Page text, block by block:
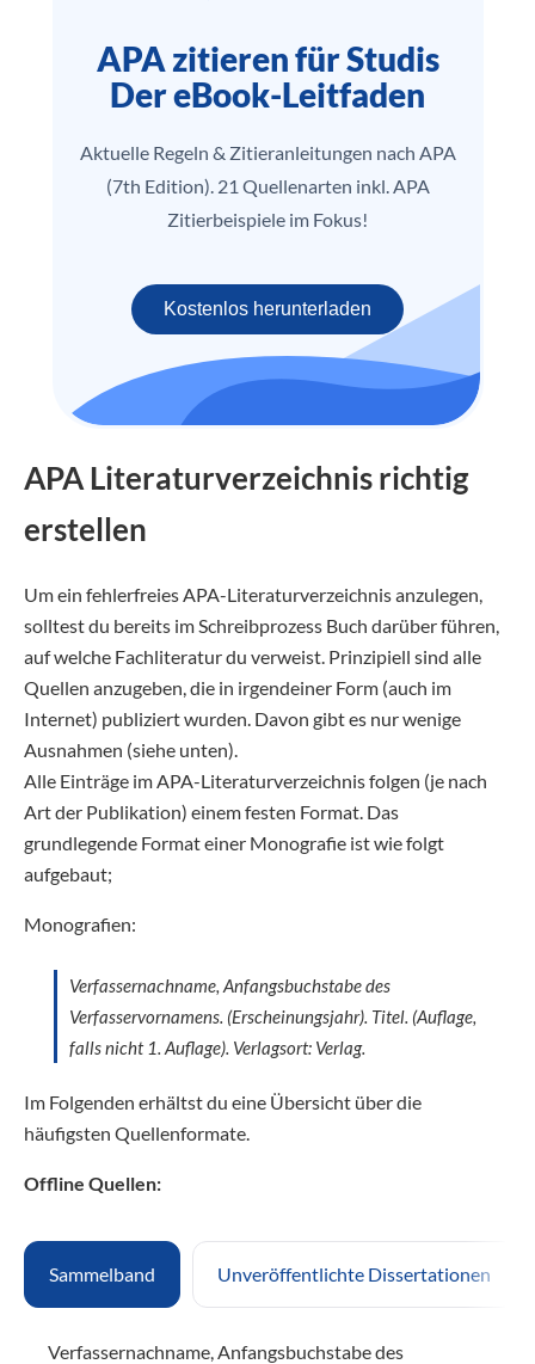
APA zitieren für Studis
Der eBook-Leitfaden
Aktuelle Regeln & Zitieranleitungen nach APA
(7th Edition). 21 Quellenarten inkl. APA
Zitierbeispiele im Fokus!
Kostenlos herunterladen
APA Literaturverzeichnis richtig
erstellen
Um ein fehlerfreies APA-Literaturverzeichnis anzulegen,
solltest du bereits im Schreibprozess Buch darüber führen,
auf welche Fachliteratur du verweist. Prinzipiell sind alle
Quellen anzugeben, die in irgendeiner Form (auch im
Internet) publiziert wurden. Davon gibt es nur wenige
Ausnahmen (siehe unten).
Alle Einträge im APA-Literaturverzeichnis folgen (je nach
Art der Publikation) einem festen Format. Das
grundlegende Format einer Monografie ist wie folgt
aufgebaut;
Monografien:
Verfassernachname, Anfangsbuchstabe des
Verfasservornamens. (Erscheinungsjahr). Titel. (Auflage,
falls nicht 1. Auflage). Verlagsort: Verlag.
Im Folgenden erhältst du eine Übersicht über die
häufigsten Quellenformate.
Offline Quellen:
Sammelband Unveröffentlichte Dissertationen
Verfassernachname, Anfangsbuchstabe des